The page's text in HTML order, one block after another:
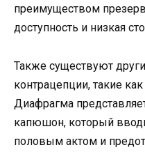
преимуществом
доступность и низкая
Также существуют
контрацепции, такие
Диафрагма
капюшон, который
половым актом и